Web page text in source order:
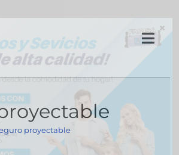
proyectable
×